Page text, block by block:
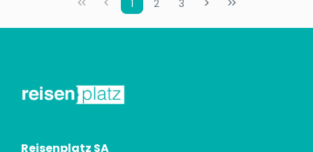
1 2 3
Reisenplatz SA